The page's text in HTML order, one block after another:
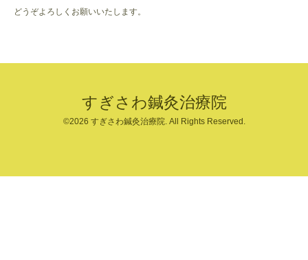
どうぞよろしくお願いいたします。
すぎさわ鍼灸治療院
©2026 すぎさわ鍼灸治療院. All Rights Reserved.